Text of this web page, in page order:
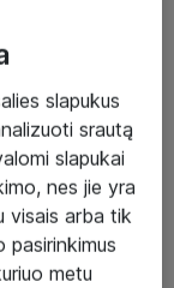
slapukus
srautą
slapukai
nes jie yra
visais arba tik
pasirinkimus
metu